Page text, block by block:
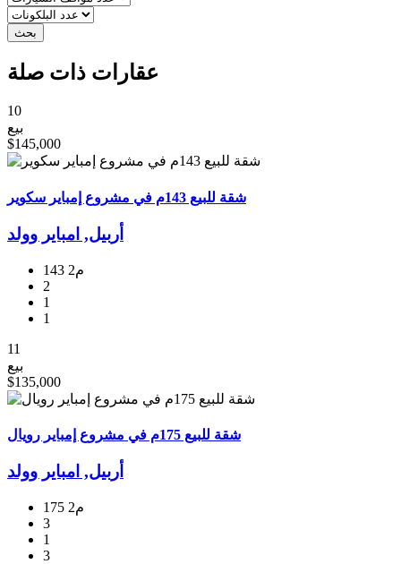
عقارات ذات صلة
10
بيع
$145,000
شقة للبيع 143م في مشروع إمباير سكوير
أربيل, امبایر وولد
143 م2
2
1
1
11
بيع
$135,000
شقة للبيع 175م في مشروع إمباير رويال
أربيل, امبایر وولد
175 م2
3
1
3